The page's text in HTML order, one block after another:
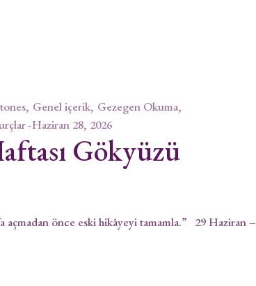
Genel içerik Gezegen Okuma
Haziran 28, 2026
Gökyüzü
önce eski hikâyeyi tamamla.” 29 Haziran –